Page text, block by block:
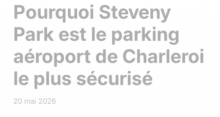
Pourquoi Steveny
Park est le parking
aéroport de Charleroi
le plus sécurisé
20 mai 2026